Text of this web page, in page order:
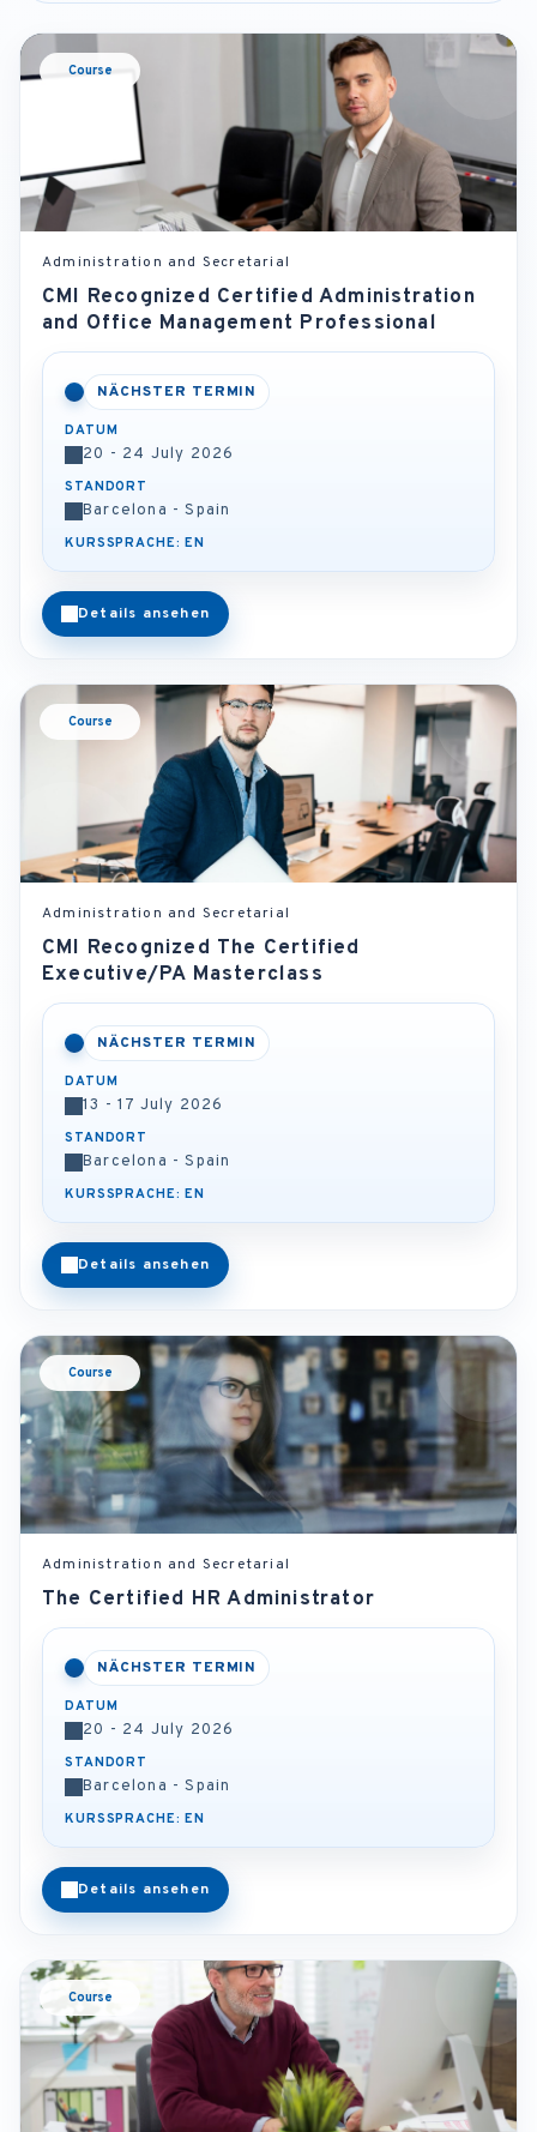
Course
Administration and Secretarial
CMI Recognized Certified Administration
and Office Management Professional
NÄCHSTER TERMIN
DATUM
20 - 24 July 2026
STANDORT
Barcelona - Spain
KURSSPRACHE: EN
Details ansehen
Course
Administration and Secretarial
CMI Recognized The Certified
Executive/PA Masterclass
NÄCHSTER TERMIN
DATUM
13 - 17 July 2026
STANDORT
Barcelona - Spain
KURSSPRACHE: EN
Details ansehen
Course
Administration and Secretarial
The Certified HR Administrator
NÄCHSTER TERMIN
DATUM
20 - 24 July 2026
STANDORT
Barcelona - Spain
KURSSPRACHE: EN
Details ansehen
Course